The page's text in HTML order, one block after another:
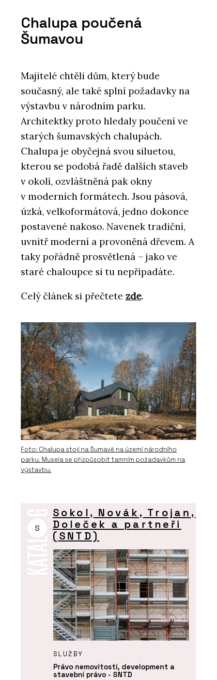
Chalupa poučená
Šumavou
Majitelé chtěli dům, který bude
současný, ale také splní požadavky na
výstavbu v národním parku.
Architektky proto hledaly poučení ve
starých šumavských chalupách.
Chalupa je obyčejná svou siluetou,
kterou se podobá řadě dalších staveb
v okolí, ozvláštněná pak okny
v moderních formátech. Jsou pásová,
úzká, velkoformátová, jedno dokonce
postavené nakoso. Navenek tradiční,
uvnitř moderní a provoněná dřevem. A
taky pořádně prosvětlená – jako ve
staré chaloupce si tu nepřipadáte.
Celý článek si přečtete zde.
Foto: Chalupa stojí na Šumavě na území národního
parku. Musela se přizpůsobit tamním požadavkům na
výstavbu.
S
Sokol, Novák, Trojan,
Doleček a partneři
(SNTD)
SLUŽBY
Právo nemovitostí, development a
stavební právo - SNTD